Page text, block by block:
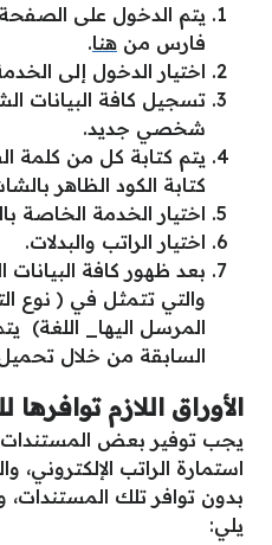
يتم الدخول على الصفحة
فارس من هنا.
اختيار الدخول إلى
تسجيل كافة البيانات
شخصي جديد.
يتم كتابة كل من كلمة
كتابة الكود الظاهر
اختيار الخدمة الخاصة
اختيار الراتب والبدلات.
بعد ظهور كافة
والتي تتمثل في ( نوع
المرسل اليها_ اللغة)
السابقة من خلال
الأوراق اللازم
يجب توفير بعض
استمارة الراتب
بدون توافر تلك المستندات،
يلي: